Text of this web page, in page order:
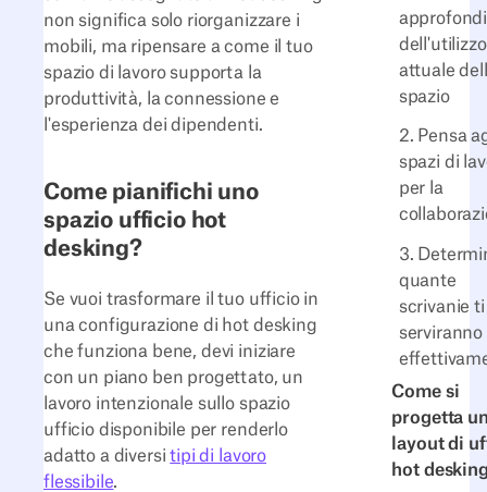
dell'utilizzo
attuale
spazio
2. Pensa
spazi di
per la
3.
quante
scrivanie ti
serviranno
Come si
progetta
layout di
hot
non significa solo riorganizzare i
mobili, ma ripensare a come il tuo
spazio di lavoro supporta la
produttività, la connessione e
l'esperienza dei dipendenti.
Come pianifichi uno
spazio ufficio hot
desking?
Se vuoi trasformare il tuo ufficio in
una configurazione di hot desking
che funziona bene, devi iniziare
con un piano ben progettato, un
lavoro intenzionale sullo spazio
ufficio disponibile per renderlo
adatto a diversitipi di lavoro
flessibile.